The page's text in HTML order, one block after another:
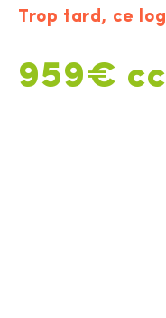
Trop tard, ce
959€